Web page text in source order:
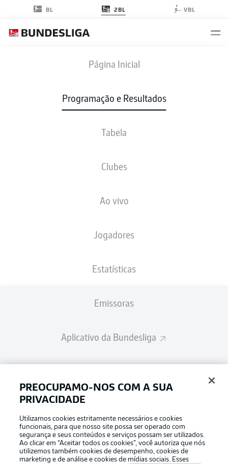
BL 2BL VBL
Página Inicial
Programação e Resultados
Tabela
Clubes
Ao vivo
Jogadores
Estatísticas
Emissoras
Aplicativo da Bundesliga
BUNDESLIGA-GROUP
Escolha seu idioma
Português Modo de visualização
F95 ELV
3 1
ESCALAÇÕES
PREOCUPAMO-NOS COM A SUA
PRIVACIDADE
Utilizamos cookies estritamente necessários e cookies
funcionais, para que nosso site possa ser operado com
segurança e seus conteúdos e serviços possam ser utilizados.
Ao clicar em “Aceitar todos os cookies”, você autoriza que nós
utilizemos também cookies de desempenho, cookies de
marketing e de análise e cookies de mídias sociais. Esses